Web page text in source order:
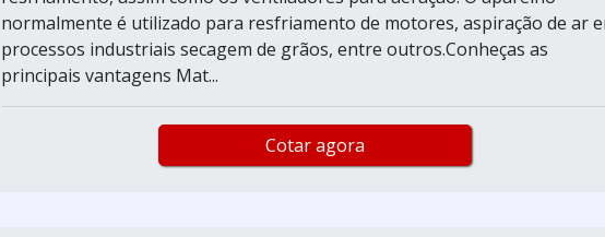
normalmente é utilizado para resfriamento de motores, aspiração de ar
processos industriais secagem de grãos, entre outros.Conheças as
principais vantagens Mat...
Cotar agora